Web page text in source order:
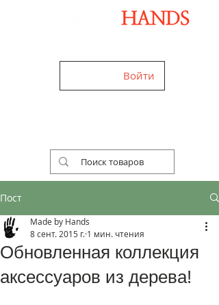
Войти
Пост
Обновленная коллекция
аксессуаров из дерева!
Made by Hands
8 сент. 2015 г. 1 мин. чтения